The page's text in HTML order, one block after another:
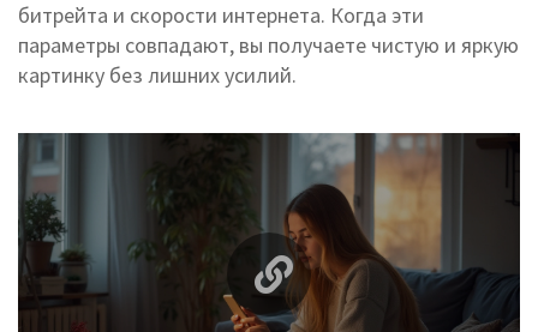
битрейта и скорости интернета. Когда эти
параметры совпадают, вы получаете чистую и яркую
картинку без лишних усилий.